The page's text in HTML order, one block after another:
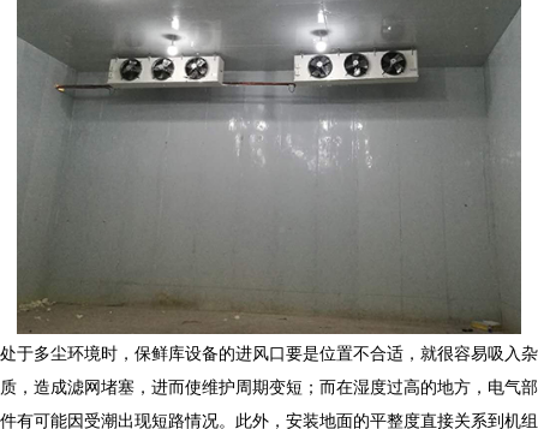
处于多尘环境时，保鲜库设备的进风口要是位置不合适，就很容易吸入杂
质，造成滤网堵塞，进而使维护周期变短；而在湿度过高的地方，电气部
件有可能因受潮出现短路情况。此外，安装地面的平整度直接关系到机组